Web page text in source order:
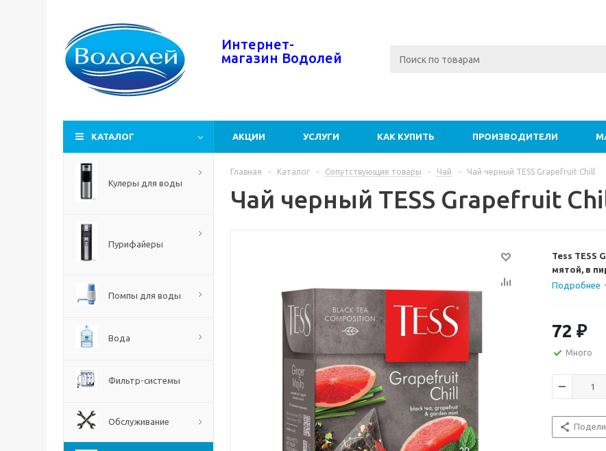
Интернет-
магазин Водолей
КАТАЛОГ АКЦИИ УСЛУГИ КАК КУПИТЬ ПРОИЗВОДИТЕЛИ
Кулеры для воды
Пурифайеры
Помпы для воды
Вода
Фильтр-системы
Обслуживание
Главная - Каталог - Сопутствующие товары - Чай - Чай черный TESS Grapefruit Chill
Чай черный TESS Grapefruit
Tess TESS
мятой, в
Ключ к
Тип чая:
Состав: чай
Вкус:
Подробнее
72 ₽
Много